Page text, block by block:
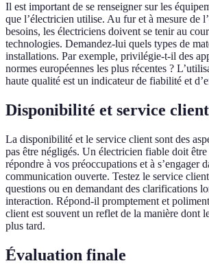
Il est important de se renseigner sur les
que l’électricien utilise. Au fur et à mesure de
besoins, les électriciens doivent se tenir au
technologies. Demandez-lui quels types de
installations. Par exemple, privilégie-t-il des
normes européennes les plus récentes ?
haute qualité est un indicateur de fiabilité et
Disponibilité et service client
La disponibilité et le service client sont des
pas être négligés. Un électricien fiable doit
répondre à vos préoccupations et à s’engager
communication ouverte. Testez le service
questions ou en demandant des clarifications
interaction. Répond-il promptement et
client est souvent un reflet de la manière dont
plus tard.
Évaluation finale